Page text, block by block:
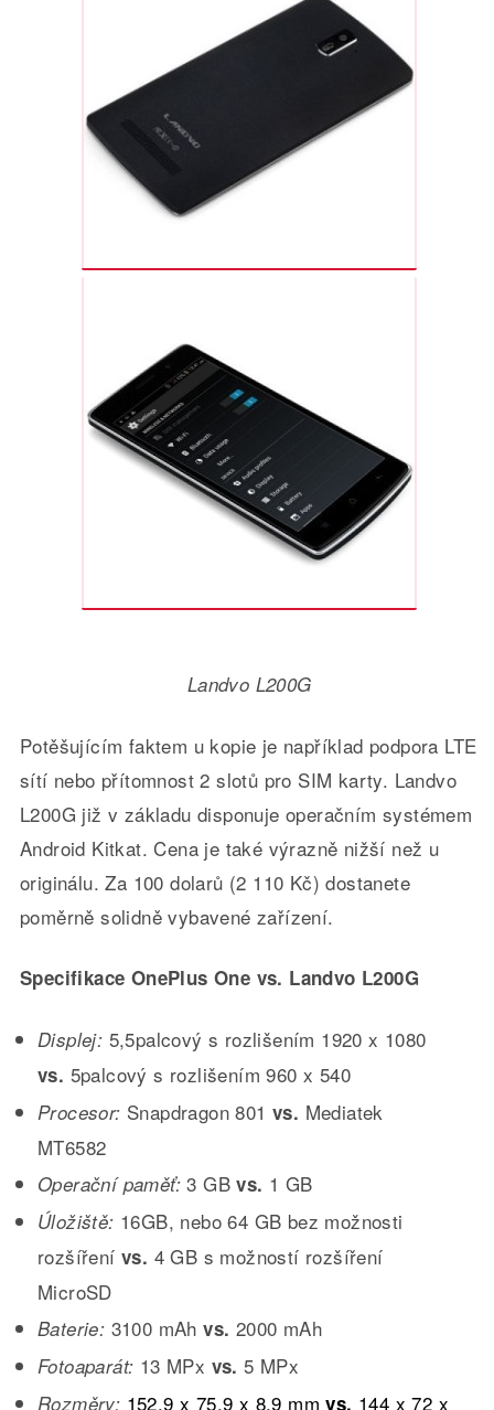
Landvo L200G
Potěšujícím faktem u kopie je například podpora LTE
sítí nebo přítomnost 2 slotů pro SIM karty. Landvo
L200G již v základu disponuje operačním systémem
Android Kitkat. Cena je také výrazně nižší než u
originálu. Za 100 dolarů (2 110 Kč) dostanete
poměrně solidně vybavené zařízení.
Specifikace OnePlus One vs. Landvo L200G
Displej: 5,5palcový s rozlišením 1920 x 1080
vs. 5palcový s rozlišením 960 x 540
Procesor: Snapdragon 801vs. Mediatek
MT6582
Operační paměť: 3 GBvs. 1 GB
Úložiště: 16GB, nebo 64 GB bez možnosti
rozšířenívs. 4 GB s možností rozšíření
MicroSD
Baterie: 3100 mAhvs. 2000 mAh
Fotoaparát: 13 MPx vs. 5 MPx
Rozměry: 152,9 x 75,9 x 8,9 mmvs. 144 x 72 x